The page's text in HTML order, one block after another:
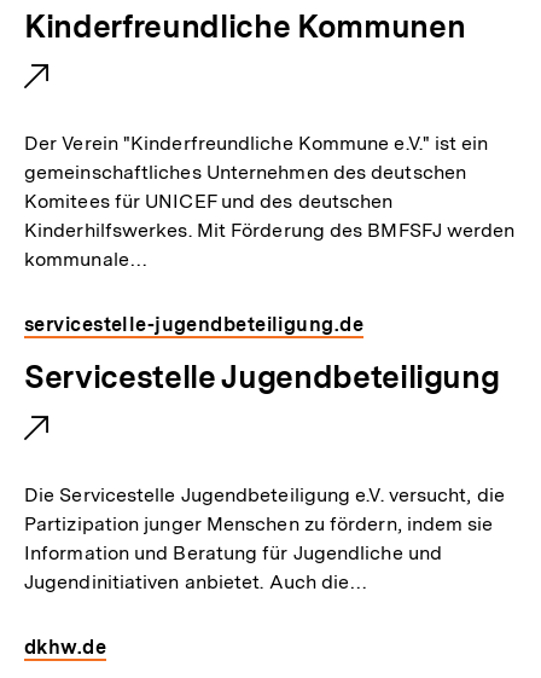
k
:
E
x
t
e
r
n
e
L
i
n
k
Kinderfreundliche Kommunen
Der Verein "Kinderfreundliche Kommune e.V." ist ein
gemeinschaftliches Unternehmen des deutschen
Komitees für UNICEF und des deutschen
Kinderhilfswerkes. Mit Förderung des BMFSFJ werden
kommunale…
servicestelle-jugendbeteiligung.de
E
x
t
e
r
n
e
r
Servicestelle Jugendbeteiligung
Die Servicestelle Jugendbeteiligung e.V. versucht, die
Partizipation junger Menschen zu fördern, indem sie
Information und Beratung für Jugendliche und
Jugendinitiativen anbietet. Auch die…
dkhw.de